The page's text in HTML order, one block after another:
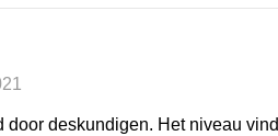
deskundigen. Het niveau vind